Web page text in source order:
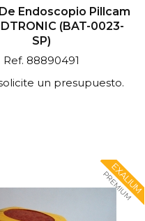
Endoscopio Pillcam
(BAT-0023-
SP)
Ref. 88890491
un presupuesto.
EXALIUM
PREMIUM